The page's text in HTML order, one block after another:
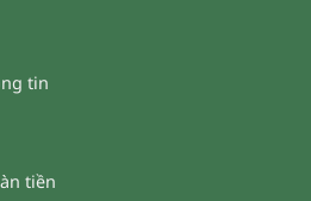
tin
tiền